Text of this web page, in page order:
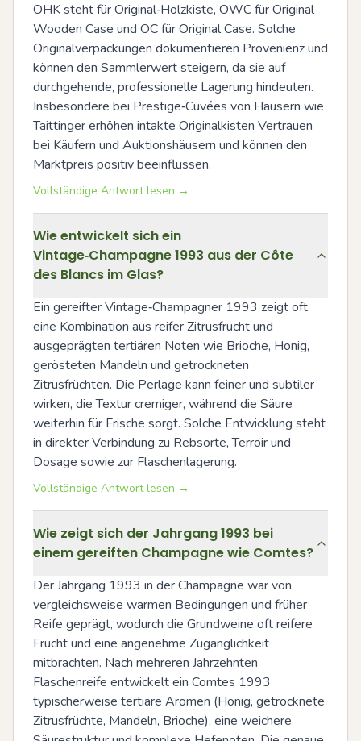
OHK steht für Original‑Holzkiste, OWC für Original
Wooden Case und OC für Original Case. Solche
Originalverpackungen dokumentieren Provenienz und
können den Sammlerwert steigern, da sie auf
durchgehende, professionelle Lagerung hindeuten.
Insbesondere bei Prestige‑Cuvées von Häusern wie
Taittinger erhöhen intakte Originalkisten Vertrauen
bei Käufern und Auktionshäusern und können den
Marktpreis positiv beeinflussen.
Vollständige Antwort lesen →
Wie entwickelt sich ein
Vintage‑Champagne 1993 aus der Côte
des Blancs im Glas?
Ein gereifter Vintage‑Champagner 1993 zeigt oft
eine Kombination aus reifer Zitrusfrucht und
ausgeprägten tertiären Noten wie Brioche, Honig,
gerösteten Mandeln und getrockneten
Zitrusfrüchten. Die Perlage kann feiner und subtiler
wirken, die Textur cremiger, während die Säure
weiterhin für Frische sorgt. Solche Entwicklung steht
in direkter Verbindung zu Rebsorte, Terroir und
Dosage sowie zur Flaschenlagerung.
Vollständige Antwort lesen →
Wie zeigt sich der Jahrgang 1993 bei
einem gereiften Champagne wie Comtes?
Der Jahrgang 1993 in der Champagne war von
vergleichsweise warmen Bedingungen und früher
Reife geprägt, wodurch die Grundweine oft reifere
Frucht und eine angenehme Zugänglichkeit
mitbrachten. Nach mehreren Jahrzehnten
Flaschenreife entwickelt ein Comtes 1993
typischerweise tertiäre Aromen (Honig, getrocknete
Zitrusfrüchte, Mandeln, Brioche), eine weichere